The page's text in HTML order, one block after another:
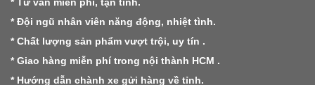
* Đội ngũ nhân viên năng động, nhiệt tình.
* Chất lượng sản phẩm vượt trội, uy tín .
* Giao hàng miễn phí trong nội thành HCM .
* Hướng dẫn chành xe gửi hàng về tỉnh.